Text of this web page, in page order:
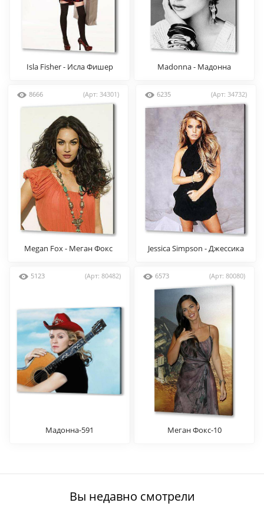
Isla Fisher - Исла Фишер Madonna - Мадонна
8666 (Арт: 34301)
Megan Fox - Меган Фокс
6235 (Арт: 34732)
Jessica Simpson - Джессика
5123 (Арт: 80482)
Мадонна-591
6573 (Арт: 80080)
Меган Фокс-10
Вы недавно смотрели